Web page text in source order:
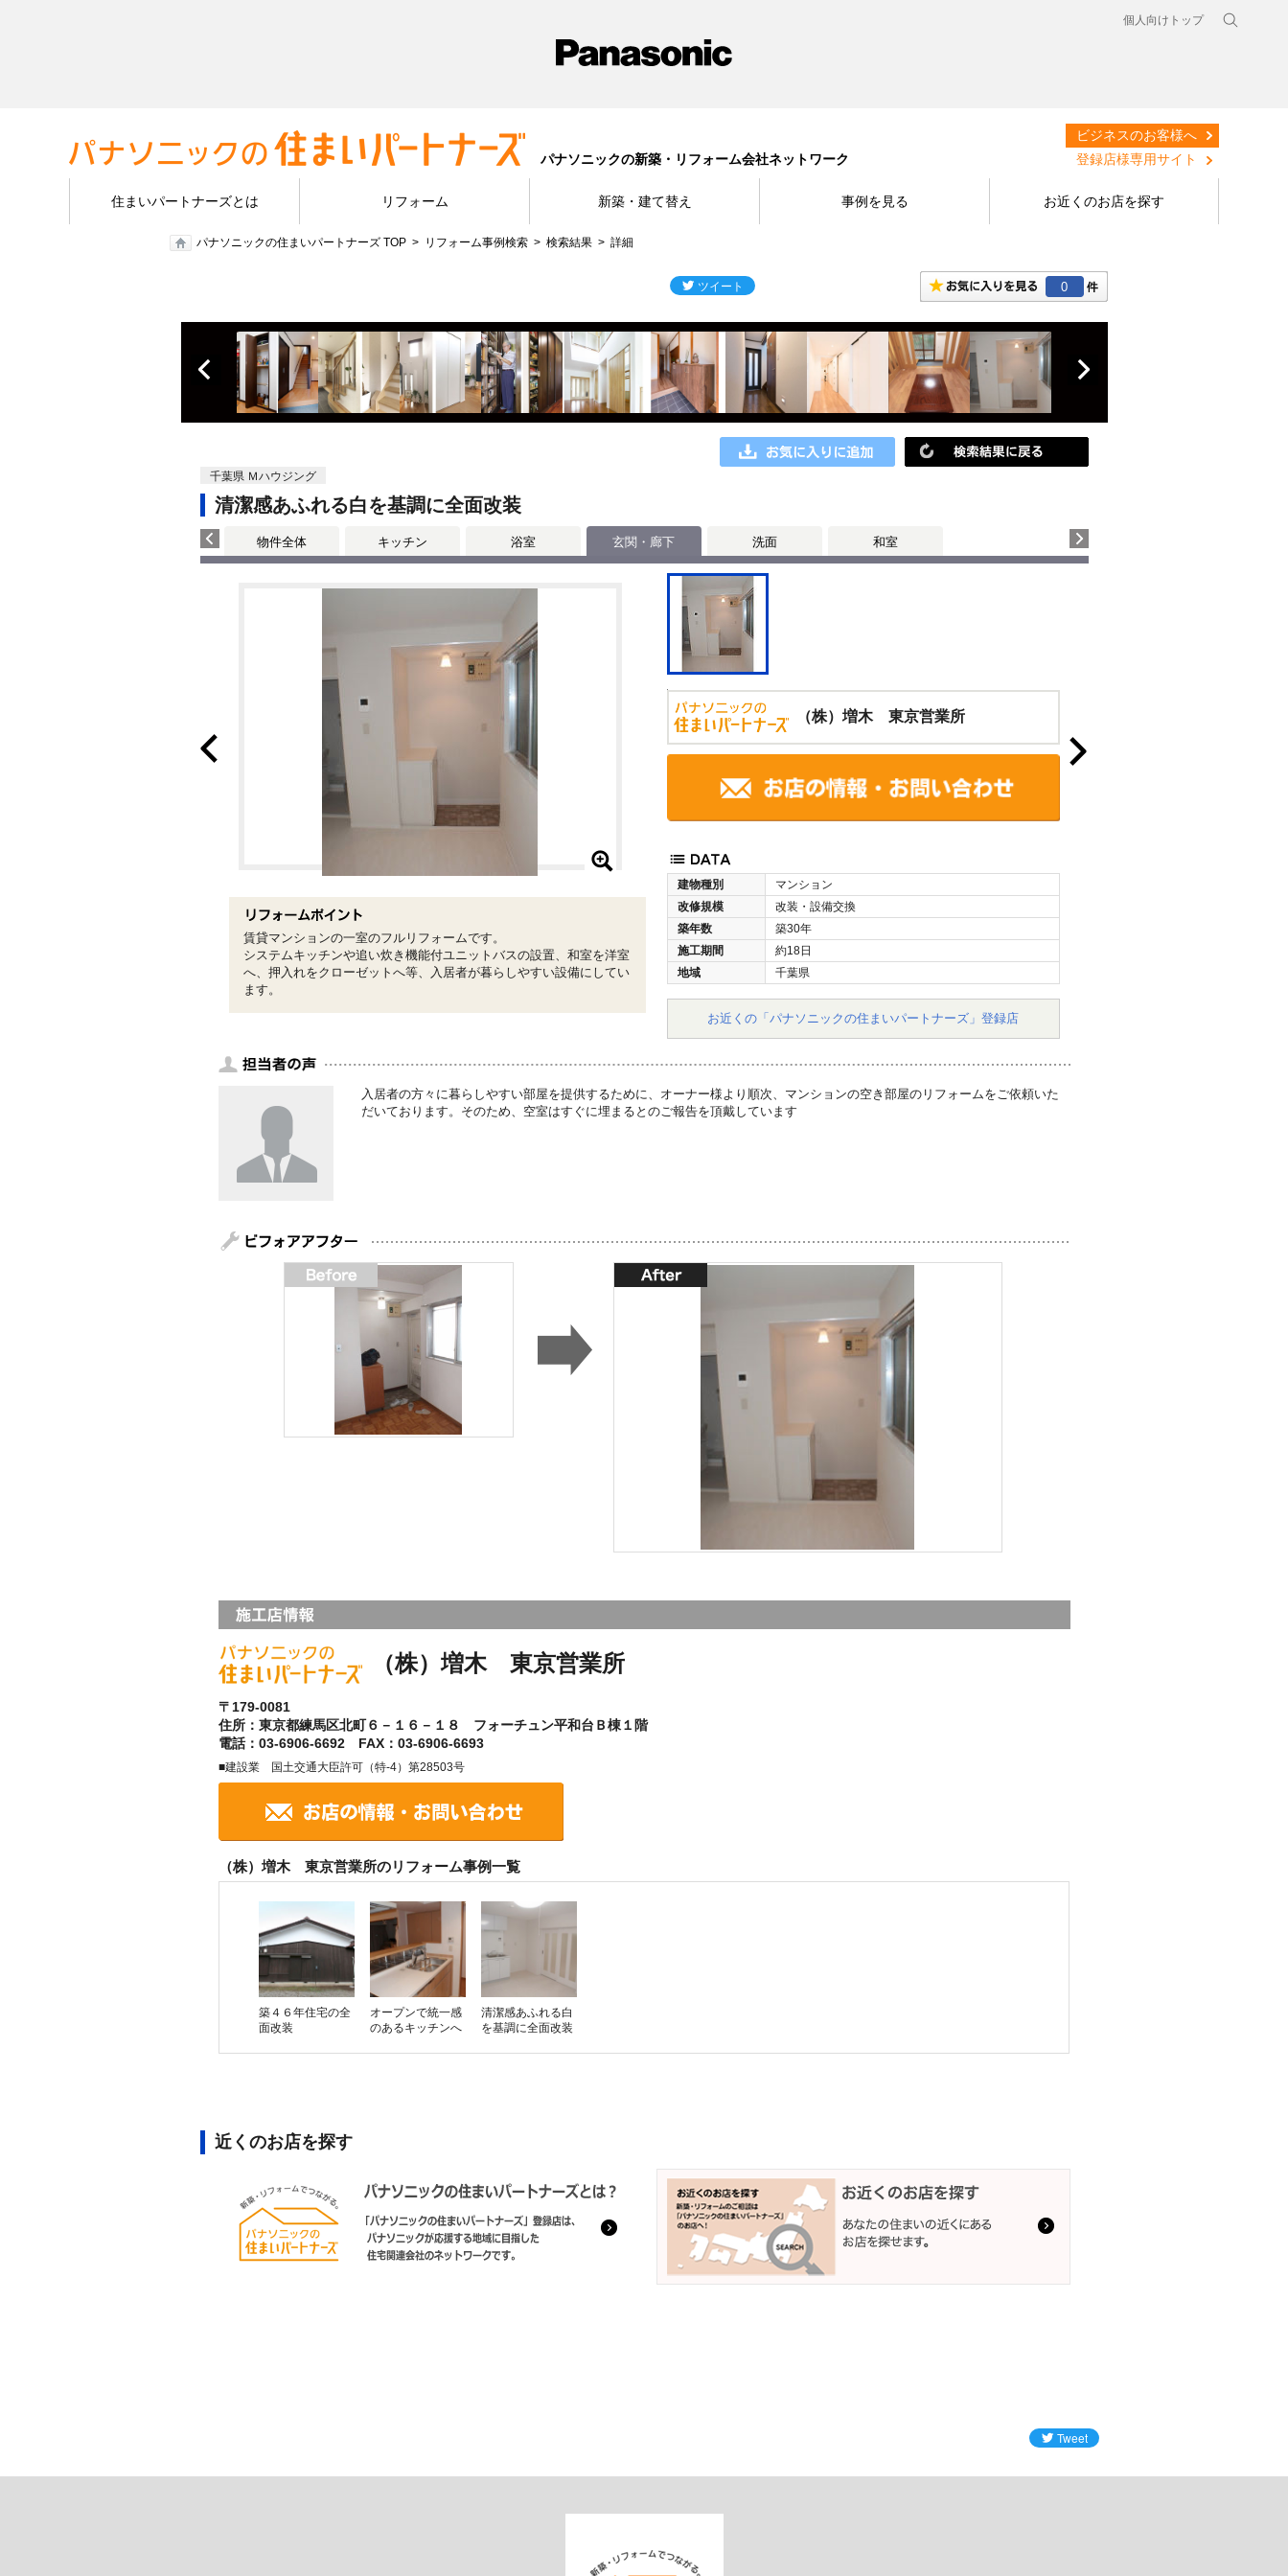
個人向けトップ
パナソニックの新築・リフォーム会社ネットワーク
ビジネスのお客様へ
登録店様専用サイト
住まいパートナーズとは リフォーム 新築・建て替え 事例を見る お近くのお店を探す
パナソニックの住まいパートナーズ TOP リフォーム事例検索 検索結果 詳細
0
千葉県 Ｍハウジング
清潔感あふれる白を基調に全面改装
物件全体 キッチン 浴室 玄関・廊下 洗面 和室
（株）増木 東京営業所
建物種別
マンション
改修規模
改装・設備交換
築年数
築30年
施工期間
約18日
地域
千葉県
お近くの「パナソニックの住まいパートナーズ」登録店
賃貸マンションの一室のフルリフォームです。
システムキッチンや追い炊き機能付ユニットバスの設置、和室を洋室
へ、押入れをクローゼットへ等、入居者が暮らしやすい設備にしてい
ます。
入居者の方々に暮らしやすい部屋を提供するために、オーナー様より順次、マンションの空き部屋のリフォームをご依頼いた
だいております。そのため、空室はすぐに埋まるとのご報告を頂戴しています
（株）増木 東京営業所
〒179-0081
住所：東京都練馬区北町６－１６－１８ フォーチュン平和台Ｂ棟１階
電話：03-6906-6692 FAX：03-6906-6693
■建設業 国土交通大臣許可（特-4）第28503号
（株）増木 東京営業所のリフォーム事例一覧
築４６年住宅の全
面改装
オープンで統一感
のあるキッチンへ
清潔感あふれる白
を基調に全面改装
近くのお店を探す